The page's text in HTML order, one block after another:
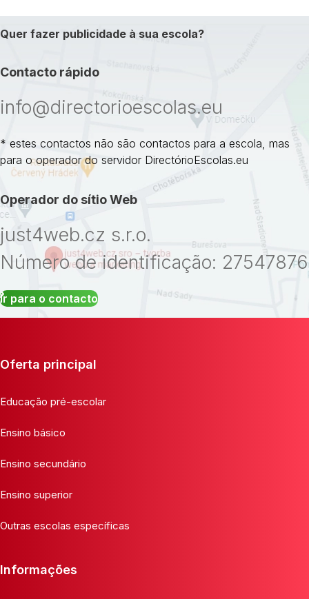
Quer fazer publicidade à sua escola?
Contacto rápido
info@directorioescolas.eu
* estes contactos não são contactos para a escola, mas
para o operador do servidor DirectórioEscolas.eu
Operador do sítio Web
just4web.cz s.r.o.
Número de identificação: 27547876
Ir para o contacto
Oferta principal
Educação pré-escolar
Ensino básico
Ensino secundário
Ensino superior
Outras escolas específicas
Informações